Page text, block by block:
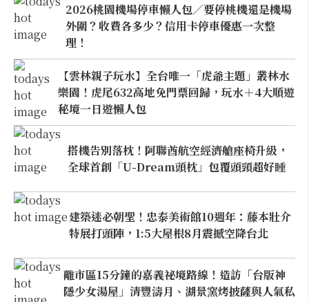
2026桃園機場停車懶人包／要停桃機還是機場
外圍？收費各多少？信用卡停車優惠一次整
理！
【雲林親子玩水】全台唯一「虎爺主題」叢林水
樂園！虎尾632高地免門票回歸，玩水＋4大順遊
秘境一日遊懶人包
搭機告別落枕！阿聯酋航空經濟艙座椅升級，
全球首創「U-Dream頭枕」包覆頭頸超好睡
建築迷必朝聖！忠泰美術館10週年：藤本壯介
特展打頭陣，1:5大屋根8月震撼空降台北
離市區15分鐘的嘉義祕境路線！造訪「台版神
隱少女湯屋」清豐濤月、湖景窯烤披薩與人氣私